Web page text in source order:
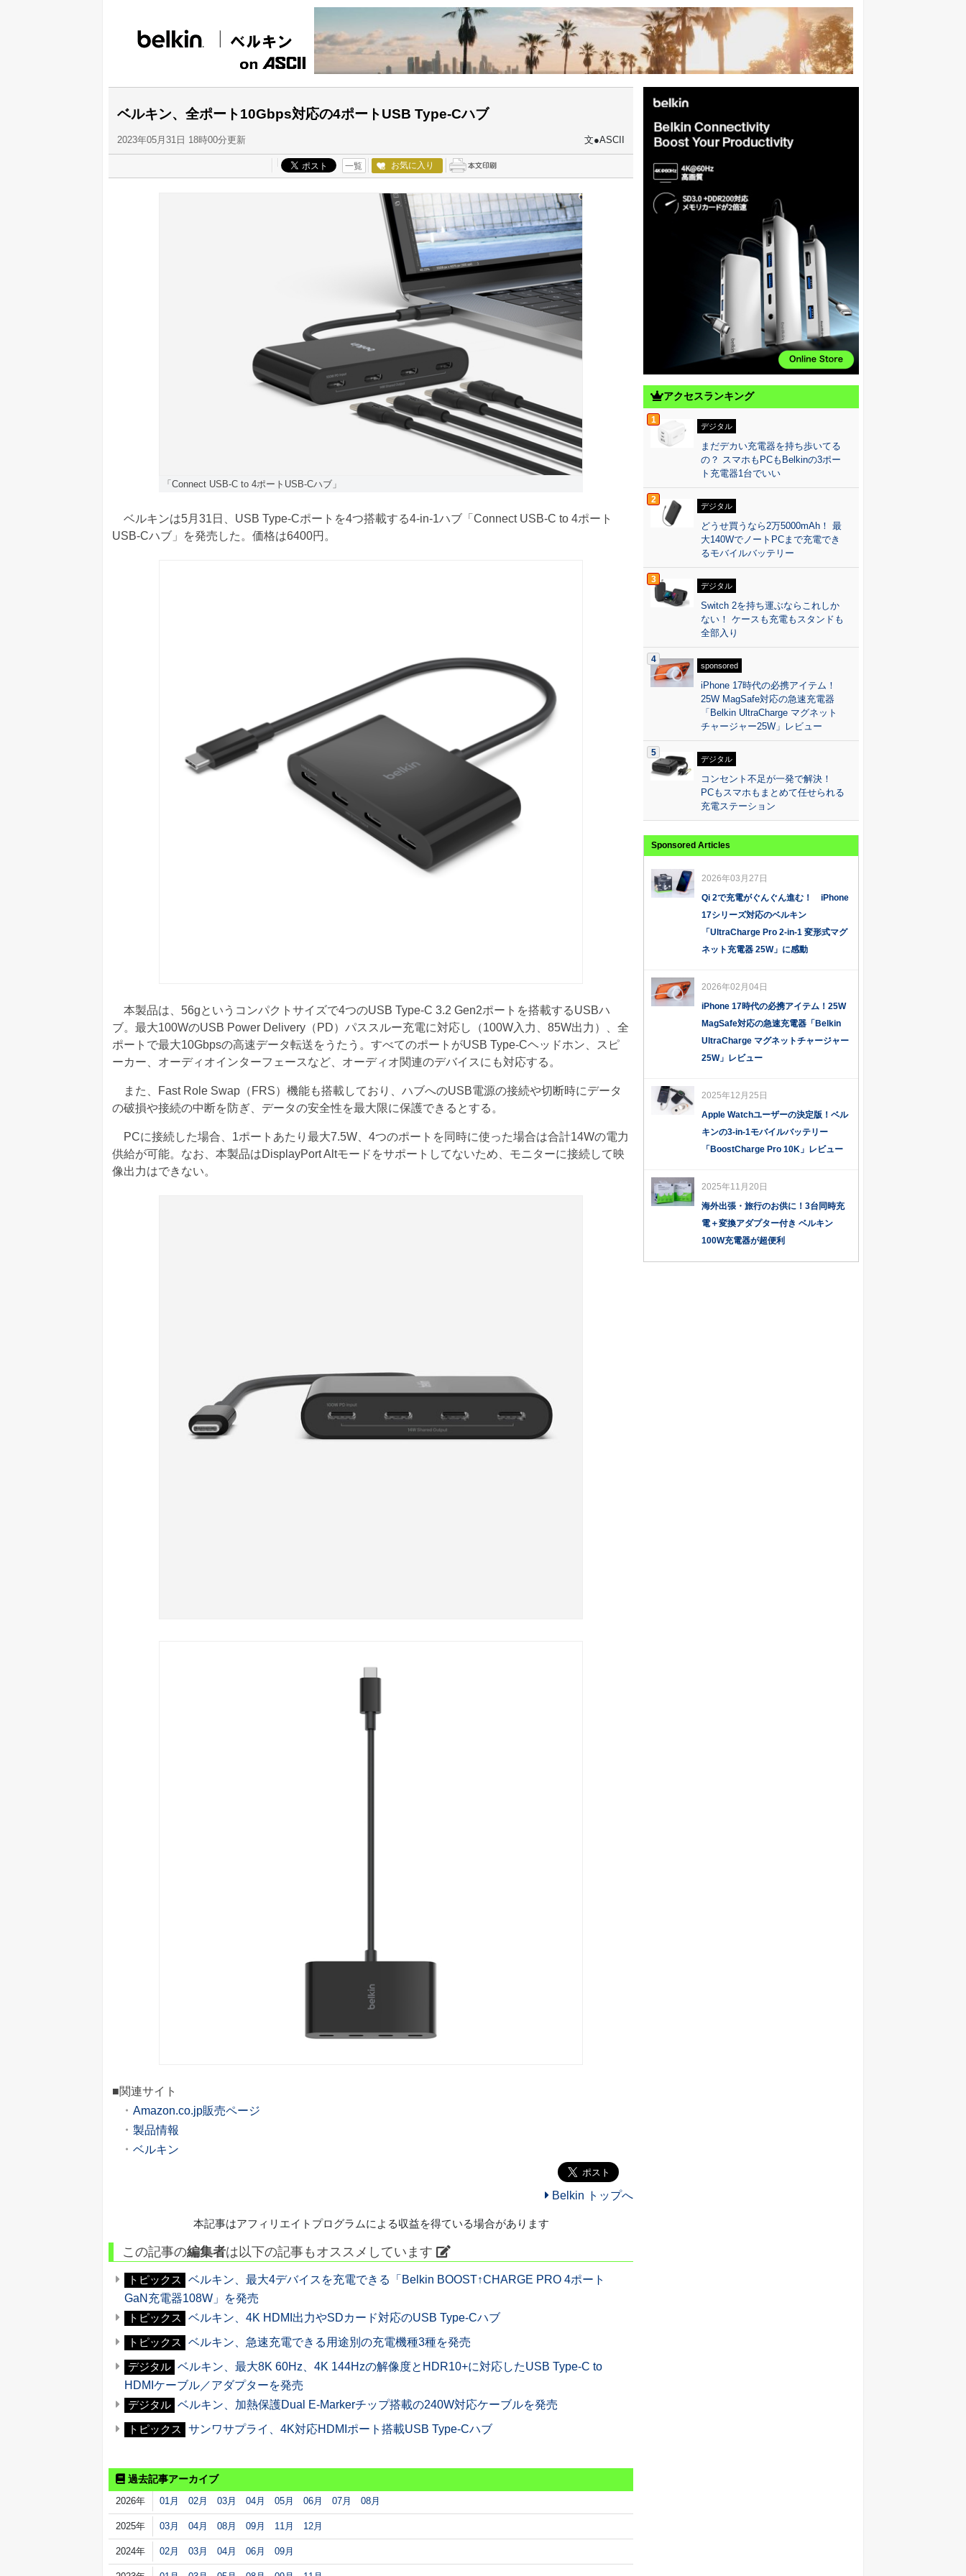
ベルキン、全ポート10Gbps対応の4ポートUSB Type-Cハブ
2023年05月31日 18時00分更新 文●ASCII
一覧 お気に入り
「Connect USB-C to 4ポートUSB-Cハブ」
ベルキンは5月31日、USB Type-Cポートを4つ搭載する4-in-1ハブ「Connect USB-C to 4ポート
USB-Cハブ」を発売した。価格は6400円。
本製品は、56gというコンパクトサイズで4つのUSB Type-C 3.2 Gen2ポートを搭載するUSBハ
ブ。最大100WのUSB Power Delivery（PD）パススルー充電に対応し（100W入力、85W出力）、全
ポートで最大10Gbpsの高速データ転送をうたう。すべてのポートがUSB Type-Cヘッドホン、スピ
ーカー、オーディオインターフェースなど、オーディオ関連のデバイスにも対応する。
また、Fast Role Swap（FRS）機能も搭載しており、ハブへのUSB電源の接続や切断時にデータ
の破損や接続の中断を防ぎ、データの安全性を最大限に保護できるとする。
PCに接続した場合、1ポートあたり最大7.5W、4つのポートを同時に使った場合は合計14Wの電力
供給が可能。なお、本製品はDisplayPort Altモードをサポートしてないため、モニターに接続して映
像出力はできない。
■関連サイト
Amazon.co.jp販売ページ
製品情報
ベルキン
Belkin トップへ
本記事はアフィリエイトプログラムによる収益を得ている場合があります
この記事の編集者は以下の記事もオススメしています
トピックス
ベルキン、最大4デバイスを充電できる「Belkin BOOST↑CHARGE PRO 4ポート
GaN充電器108W」を発売
トピックス ベルキン、4K HDMI出力やSDカード対応のUSB Type-Cハブ
トピックス ベルキン、急速充電できる用途別の充電機種3種を発売
デジタル ベルキン、最大8K 60Hz、4K 144Hzの解像度とHDR10+に対応したUSB Type-C to
HDMIケーブル／アダプターを発売
デジタル ベルキン、加熱保護Dual E-Markerチップ搭載の240W対応ケーブルを発売
トピックス サンワサプライ、4K対応HDMIポート搭載USB Type-Cハブ
過去記事アーカイブ
2026年 01月 02月 03月 04月 05月 06月 07月 08月
2025年 03月 04月 08月 09月 11月 12月
2024年 02月 03月 04月 06月 09月
アクセスランキング
1
デジタル
まだデカい充電器を持ち歩いてる
の？ スマホもPCもBelkinの3ポー
ト充電器1台でいい
2
デジタル
どうせ買うなら2万5000mAh！ 最
大140WでノートPCまで充電でき
るモバイルバッテリー
3
デジタル
Switch 2を持ち運ぶならこれしか
ない！ ケースも充電もスタンドも
全部入り
4
sponsored
iPhone 17時代の必携アイテム！
25W MagSafe対応の急速充電器
「Belkin UltraCharge マグネット
チャージャー25W」レビュー
5
デジタル
コンセント不足が一発で解決！
PCもスマホもまとめて任せられる
充電ステーション
Sponsored Articles
2026年03月27日
Qi 2で充電がぐんぐん進む！ iPhone
17シリーズ対応のベルキン
「UltraCharge Pro 2-in-1 変形式マグ
ネット充電器 25W」に感動
2026年02月04日
iPhone 17時代の必携アイテム！25W
MagSafe対応の急速充電器「Belkin
UltraCharge マグネットチャージャー
25W」レビュー
2025年12月25日
Apple Watchユーザーの決定版！ベル
キンの3-in-1モバイルバッテリー
「BoostCharge Pro 10K」レビュー
2025年11月20日
海外出張・旅行のお供に！3台同時充
電＋変換アダプター付き ベルキン
100W充電器が超便利